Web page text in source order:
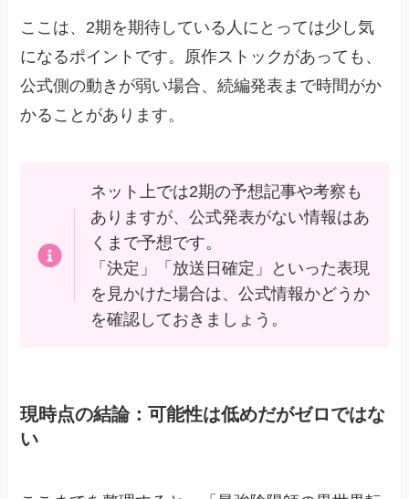
ここは、2期を期待している人にとっては少し気
になるポイントです。原作ストックがあっても、
公式側の動きが弱い場合、続編発表まで時間がか
かることがあります。
ネット上では2期の予想記事や考察も
ありますが、公式発表がない情報はあ
くまで予想です。
「決定」「放送日確定」といった表現
を見かけた場合は、公式情報かどうか
を確認しておきましょう。
現時点の結論：可能性は低めだがゼロではな
い